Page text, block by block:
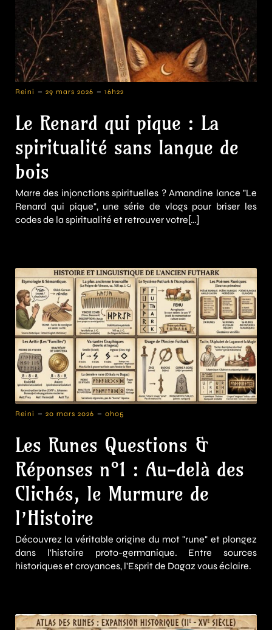
Reini - 29 mars 2026 - 16h22
Le Renard qui pique : La
spiritualité sans langue de
bois
Marre des injonctions spirituelles ? Amandine lance "Le
Renard qui pique", une série de vlogs pour briser les
codes de la spiritualité et retrouver votre[…]
Reini - 20 mars 2026 - 0h05
Les Runes Questions &
Réponses n°1 : Au-delà des
Clichés, le Murmure de
l’Histoire
Découvrez la véritable origine du mot "rune" et plongez
dans l'histoire proto-germanique. Entre sources
historiques et croyances, l'Esprit de Dagaz vous éclaire.